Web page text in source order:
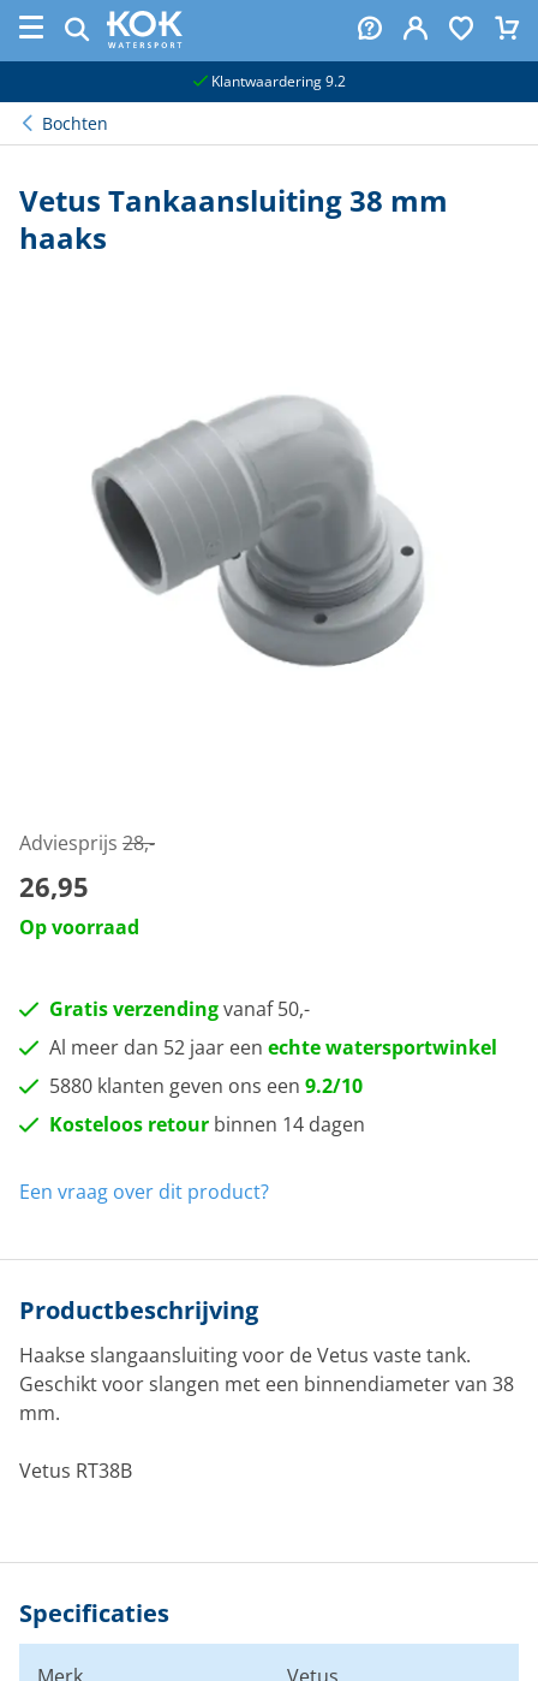
Klantwaardering 9.2
Bochten
Vetus Tankaansluiting 38 mm
haaks
Adviesprijs 28,-
26,95
Op voorraad
Gratis verzendingvanaf 50,-
Al meer dan 52 jaar een echte watersportwinkel
5880 klanten geven ons een 9.2/10
Kosteloos retour binnen 14 dagen
Een vraag over dit product?
Productbeschrijving
Haakse slangaansluiting voor de Vetus vaste tank.
Geschikt voor slangen met een binnendiameter van 38
mm.
Vetus RT38B
Specificaties